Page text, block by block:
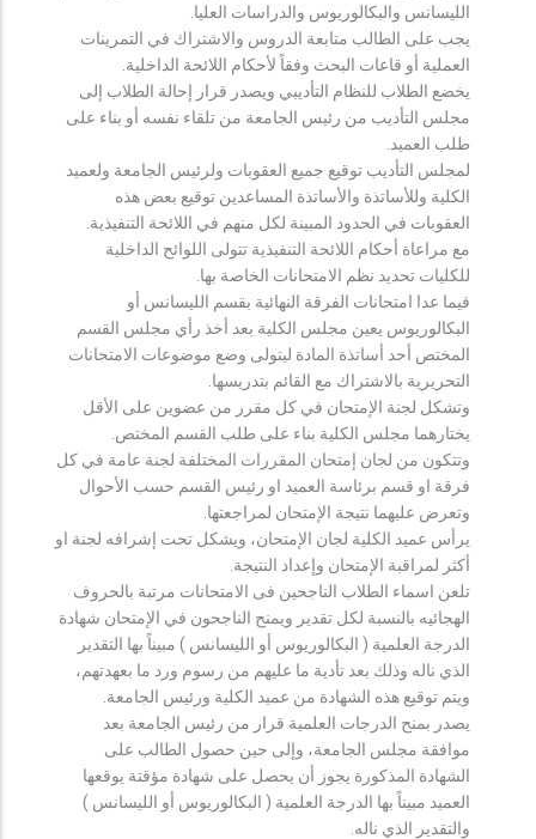
الليسانس والبكالوريوس والدراسات العليا.
يجب على الطالب متابعة الدروس والاشتراك في التمرينات
العملية أو قاعات البحث وفقاً لأحكام اللائحة الداخلية.
يخضع الطلاب للنظام التأديبي ويصدر قرار إحالة الطلاب إلى
مجلس التأديب من رئيس الجامعة من تلقاء نفسه أو بناء على
طلب العميد.
لمجلس التأديب توقيع جميع العقوبات ولرئيس الجامعة ولعميد
الكلية وللأساتذة والأساتذة المساعدين توقيع بعض هذه
العقوبات في الحدود المبينة لكل منهم في اللائحة التنفيذية.
مع مراعاة أحكام اللائحة التنفيذية تتولى اللوائح الداخلية
للكليات تحديد نظم الامتحانات الخاصة بها.
فيما عدا امتحانات الفرقة النهائية بقسم الليسانس أو
البكالوريوس يعين مجلس الكلية بعد أخذ رأي مجلس القسم
المختص أحد أساتذة المادة ليتولى وضع موضوعات الامتحانات
التحريرية بالاشتراك مع القائم بتدريسها.
وتشكل لجنة الإمتحان في كل مقرر من عضوين على الأقل
يختارهما مجلس الكلية بناء على طلب القسم المختص.
وتتكون من لجان إمتحان المقررات المختلفة لجنة عامة في كل
فرقة او قسم برئاسة العميد او رئيس القسم حسب الأحوال
وتعرض عليهما نتيجة الإمتحان لمراجعتها.
يرأس عميد الكلية لجان الإمتحان، ويشكل تحت إشرافه لجنة او
أكثر لمراقبة الإمتحان وإعداد النتيجة.
تلعن اسماء الطلاب الناجحين فى الامتحانات مرتبة بالحروف
الهجائيه بالنسبة لكل تقدير ويمنح الناجحون في الإمتحان شهادة
الدرجة العلمية ( البكالوريوس أو الليسانس ) مبيناً بها التقدير
الذي ناله وذلك بعد تأدية ما عليهم من رسوم ورد ما بعهدتهم،
ويتم توقيع هذه الشهادة من عميد الكلية ورئيس الجامعة.
يصدر بمنح الدرجات العلمية قرار من رئيس الجامعة بعد
موافقة مجلس الجامعة، وإلى حين حصول الطالب على
الشهادة المذكورة يجوز أن يحصل على شهادة مؤقتة يوقعها
العميد مبيناً بها الدرجة العلمية ( البكالوريوس أو الليسانس )
والتقدير الذي ناله.